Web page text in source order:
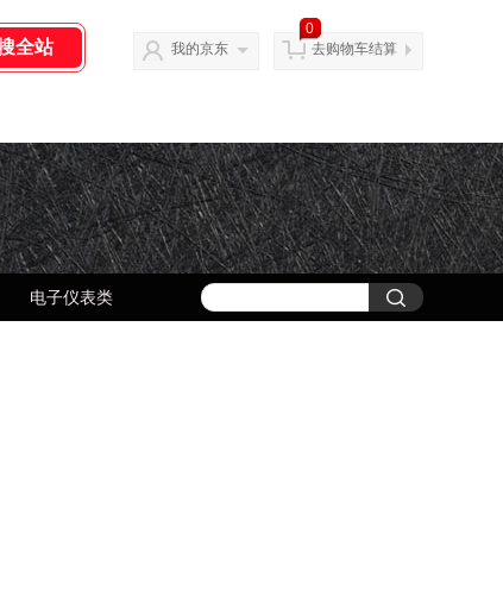
我的京东
0
去购物车结算
电子仪表类